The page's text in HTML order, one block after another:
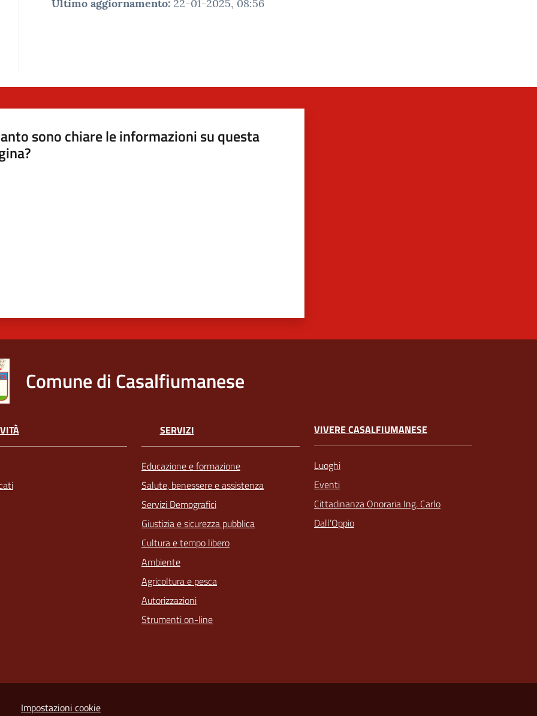
Ultimo aggiornamento: 22-01-2025, 08:56
sono chiare le informazioni su questa
Comune di Casalfiumanese
SERVIZI
Educazione e formazione
Salute, benessere e assistenza
Servizi Demografici
Giustizia e sicurezza pubblica
Cultura e tempo libero
Ambiente
Agricoltura e pesca
Autorizzazioni
Strumenti on-line
VIVERE CASALFIUMANESE
Luoghi
Eventi
Cittadinanza Onoraria Ing. Carlo
Dall’Oppio
Impostazioni cookie